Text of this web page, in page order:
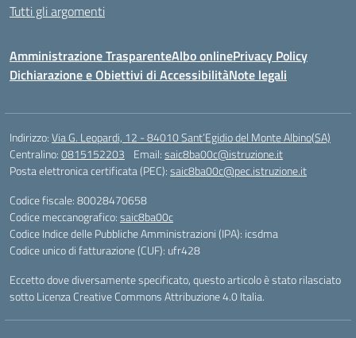
Tutti gli argomenti
Amministrazione TrasparenteAlbo onlinePrivacy Policy
Dichiarazione e Obiettivi di AccessibilitàNote legali
Indirizzo:Via G. Leopardi, 12 - 84010 Sant’Egidio del Monte Albino(SA)
Centralino:0815152203 Email:saic8ba00c@istruzione.it
Posta elettronica certificata (PEC):saic8ba00c@pec.istruzione.it
Codice fiscale: 80028470658
Codice meccanografico:saic8ba00c
Codice Indice delle Pubbliche Amministrazioni (IPA): icsdma
Codice unico di fatturazione (CUF): ufr428
Eccetto dove diversamente specificato, questo articolo è stato rilasciato
sotto Licenza Creative Commons Attribuzione 4.0 Italia.